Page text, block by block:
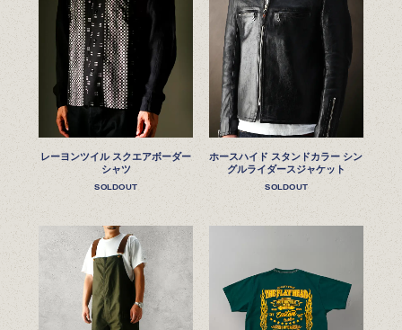
レーヨンツイル スクエアボーダー
シャツ
SOLDOUT
ホースハイド スタンドカラー シン
グルライダースジャケット
SOLDOUT